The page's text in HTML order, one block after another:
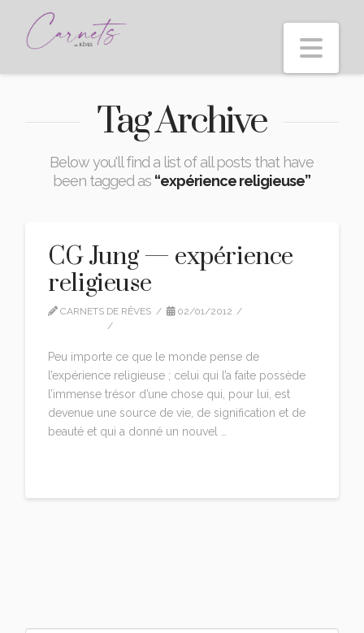
Tag Archive
Below you'll find a list of all posts that have
been tagged as “expérience religieuse”
CG Jung — expérience
religieuse
CARNETS DE RÊVES
02/01/2012
Peu importe ce que le monde pense de
l’expérience religieuse ; celui qui l’a faite possède
l’immense trésor d’une chose qui, pour lui, est
devenue une source de vie, de signification et de
beauté et qui a donné un nouvel …